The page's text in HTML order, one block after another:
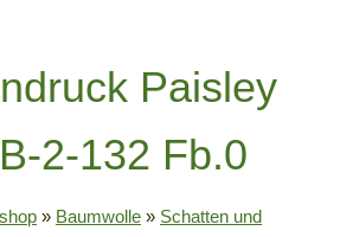
Paisley
2-132 Fb.0
» Baumwolle » Schatten und